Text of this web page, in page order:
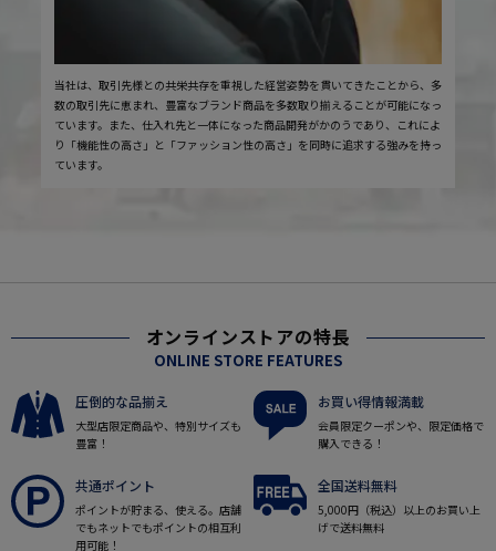
当社は、取引先様との共栄共存を重視した経営姿勢を貫いてきたことから、多
数の取引先に恵まれ、豊富なブランド商品を多数取り揃えることが可能になっ
ています。また、仕入れ先と一体になった商品開発がかのうであり、これによ
り「機能性の高さ」と「ファッション性の高さ」を同時に追求する強みを持っ
ています。
オンラインストアの特長
ONLINE STORE FEATURES
圧倒的な品揃え
大型店限定商品や、特別サイズも
豊富！
お買い得情報満載
会員限定クーポンや、限定価格で
購入できる！
共通ポイント
ポイントが貯まる、使える。店舗
でもネットでもポイントの相互利
用可能！
全国送料無料
5,000円（税込）以上のお買い上
げで送料無料